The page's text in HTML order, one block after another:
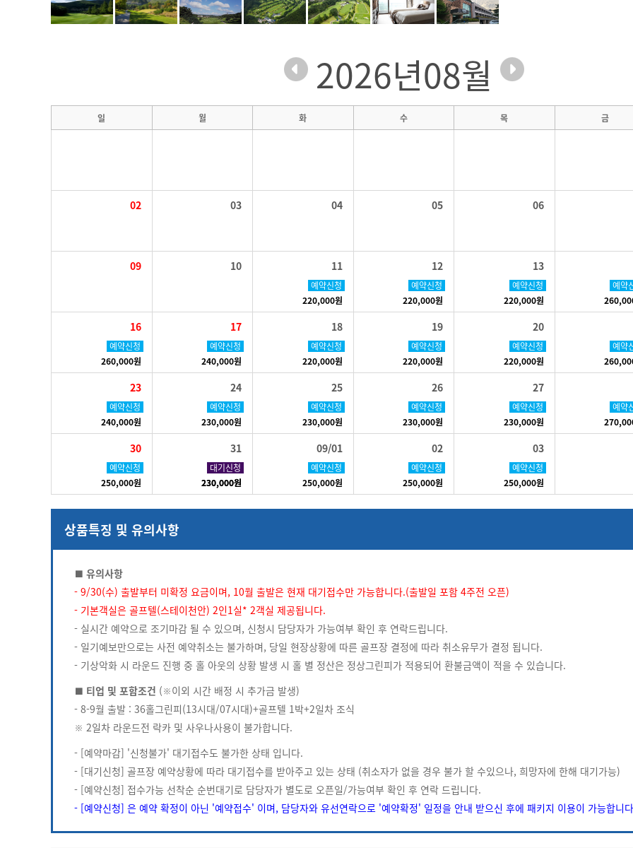
2026년08월
일 월 화 수 목 금
02 03 04 05 06
09 10 11
예약신청
220,000원
12
예약신청
220,000원
13
예약신청
220,000원
예약
16
예약신청
260,000원
17
예약신청
240,000원
18
예약신청
220,000원
19
예약신청
220,000원
20
예약신청
220,000원
예약
23
예약신청
240,000원
24
예약신청
230,000원
25
예약신청
230,000원
26
예약신청
230,000원
27
예약신청
230,000원
예약
30
예약신청
250,000원
31
예약신청
230,000원
대기신청
230,000원
09/01
예약신청
250,000원
02
예약신청
250,000원
03
예약신청
250,000원
상품특징 및 유의사항
■ 유의사항
- 9/30(수) 출발부터 미확정 요금이며, 10월 출발은 현재 대기접수만 가능합니다.(출발일 포함 4주전 오픈)
- 기본객실은 골프텔(스테이천안) 2인1실* 2객실 제공됩니다.
- 실시간 예약으로 조기마감 될 수 있으며, 신청시 담당자가 가능여부 확인 후 연락드립니다.
- 일기예보만으로는 사전 예약취소는 불가하며, 당일 현장상황에 따른 골프장 결정에 따라 취소유무가 결정 됩니다.
- 기상악화 시 라운드 진행 중 홀 아웃의 상황 발생 시 홀 별 정산은 정상그린피가 적용되어 환불금액이 적을 수 있습니다.
■ 티업 및 포함조건 (※이외 시간 배정 시 추가금 발생)
- 8-9월 출발 : 36홀그린피(13시대/07시대)+골프텔 1박+2일차 조식
※ 2일차 라운드전 락카 및 사우나사용이 불가합니다.
- [예약마감] '신청불가' 대기접수도 불가한 상태 입니다.
- [대기신청] 골프장 예약상황에 따라 대기접수를 받아주고 있는 상태 (취소자가 없을 경우 불가 할 수있으나, 희망자에 한해 대기가능)
- [예약신청] 접수가능 선착순 순번대기로 담당자가 별도로 오픈일/가능여부 확인 후 연락 드립니다.
- [예약신청] 은 예약 확정이 아닌 '예약접수' 이며, 담당자와 유선연락으로 '예약확정' 일정을 안내 받으신 후에 패키지 이용이 가능합니